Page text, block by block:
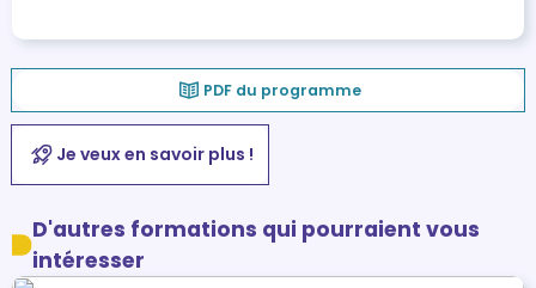
PDF du programme
Je veux en savoir plus !
D'autres formations qui pourraient vous
intéresser